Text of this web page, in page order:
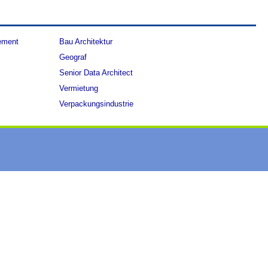
Bau Architektur
Geograf
Senior Data Architect
Vermietung
Verpackungsindustrie